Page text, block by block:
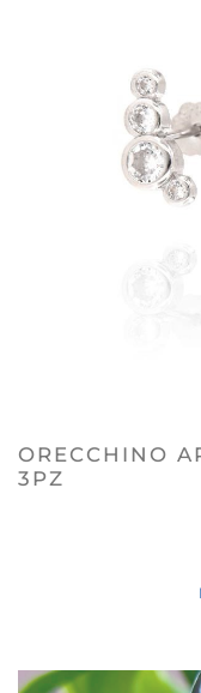
ORECCHINO
3PZ